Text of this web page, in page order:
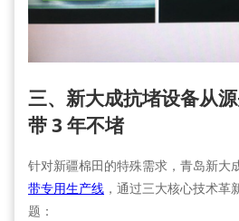
三、新大成抗堵设备从
带 3 年不堵
针对新疆棉田的特殊需求，青岛新大
带专用生产线 ，通过三大核心技术革
题：